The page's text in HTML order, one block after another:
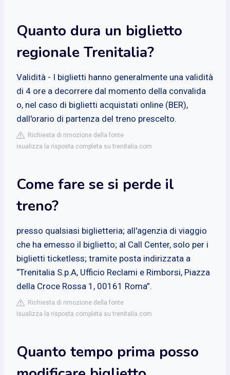
Quanto dura un biglietto
regionale Trenitalia?
Validità - I biglietti hanno generalmente una validità
di 4 ore a decorrere dal momento della convalida
o, nel caso di biglietti acquistati online (BER),
dall'orario di partenza del treno prescelto.
Richiesta di rimozione della fonte
isualizza la risposta completa su trenitalia.com
Come fare se si perde il
treno?
presso qualsiasi biglietteria; all'agenzia di viaggio
che ha emesso il biglietto; al Call Center, solo per i
biglietti ticketless; tramite posta indirizzata a
“Trenitalia S.p.A, Ufficio Reclami e Rimborsi, Piazza
della Croce Rossa 1, 00161 Roma”.
Richiesta di rimozione della fonte
isualizza la risposta completa su trenitalia.com
Quanto tempo prima posso